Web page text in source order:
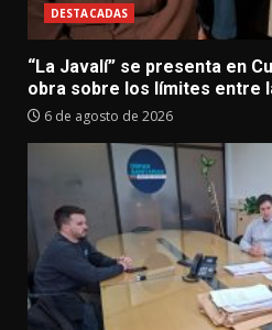
DESTACADAS
“La Javalí” se presenta en
obra sobre los límites entre
6 de agosto de 2026